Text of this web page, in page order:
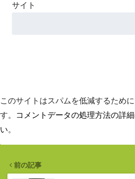
サイト
このサイトはスパムを低減するため
す。
コメントデータの処理方法の詳
い。
前の記事